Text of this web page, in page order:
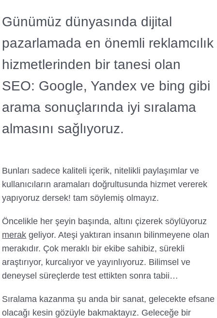
Günümüz dünyasında dijital
pazarlamada en önemli reklamcılık
hizmetlerinden bir tanesi olan
SEO: Google, Yandex ve bing gibi
arama sonuçlarında iyi sıralama
almasını sağlıyoruz.
Bunları sadece kaliteli içerik, nitelikli paylaşımlar ve
kullanıcıların aramaları doğrultusunda hizmet vererek
yapıyoruz dersek! tam söylemiş olmayız.
Öncelikle her şeyin başında, altını çizerek söylüyoruz
merak geliyor. Ateşi yaktıran insanın bilinmeyene olan
merakıdır. Çok meraklı bir ekibe sahibiz, sürekli
araştırıyor, kurcalıyor ve yayınlıyoruz. Bilimsel ve
deneysel süreçlerde test ettikten sonra tabii…
Sıralama kazanma şu anda bir sanat, gelecekte efsane
olacağı kesin gözüyle bakmaktayız. Geleceğe bir